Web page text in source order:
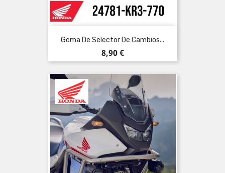
Goma De Selector De Cambios...
Precio
8,90 €